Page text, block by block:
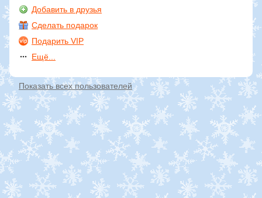
Добавить в друзья
Сделать подарок
Подарить VIP
Ещё...
Показать всех пользователей